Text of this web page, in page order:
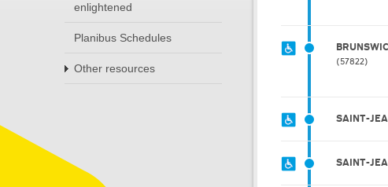
enlightened
Planibus Schedules
Other resources
57822
SAINT-
SAINT-